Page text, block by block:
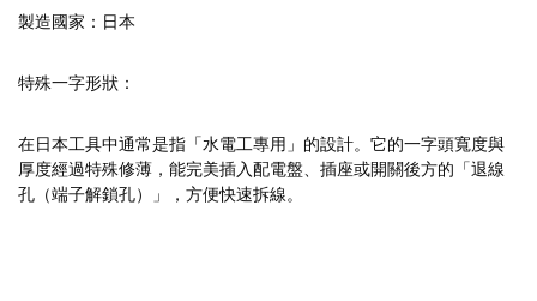
製造國家：日本
特殊一字形狀：
在日本工具中通常是指「水電工專用」的設計。它的一字頭寬度與
厚度經過特殊修薄，能完美插入配電盤、插座或開關後方的「退線
孔（端子解鎖孔）」，方便快速拆線。